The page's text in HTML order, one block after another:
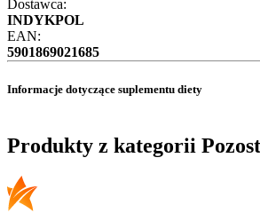
Dostawca:
INDYKPOL
EAN:
5901869021685
Informacje dotyczące suplementu diety
Produkty z kategorii